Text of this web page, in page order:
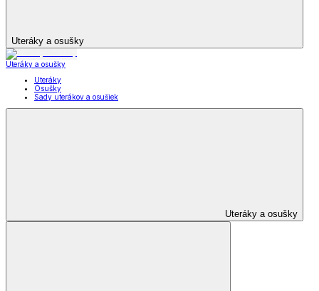
Uteráky a osušky
Uteráky a osušky
Uteráky
Osušky
Sady uterákov a osušiek
Uteráky a osušky